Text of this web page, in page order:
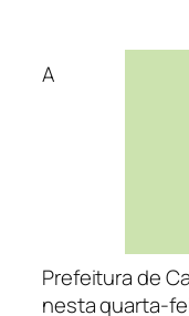
A
Prefeitura de
nesta quarta-